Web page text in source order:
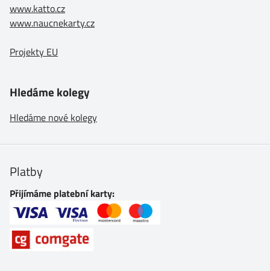
www.katto.cz
www.naucnekarty.cz
Projekty EU
Hledáme kolegy
Hledáme nové kolegy
Platby
Přijímáme platební karty: